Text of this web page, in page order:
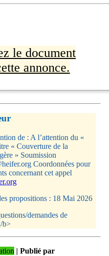
le document
annonce.
de : A l’attention du «
« Couverture de la
» Soumission
Coordonnées pour
concernant cet appel
propositions : 18 Mai 2026
demandes de
b>
| Publié par